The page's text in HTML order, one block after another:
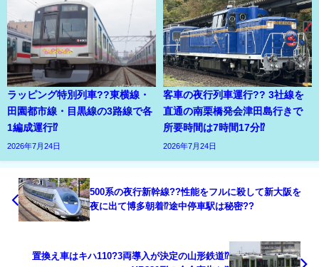
ラッピング特別列車??東横線・
田園都市線・目黒線の3路線で各
1編成運行⁉
2026年7月24日
客車の夜行列車運行?? 3社線を
直通の南栗橋発会津田島行きで
所要時間は7時間17分⁉
2026年7月24日
500系の夜行新幹線??性能をフルに殺して新大阪を
夜に出て博多朝着⁉途中停車駅は秘密??
置換え車はキハ110?3両導入が決定の山形鉄道⁉